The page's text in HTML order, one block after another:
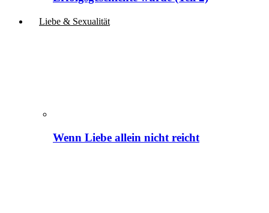
Liebe & Sexualität
Wenn Liebe allein nicht reicht